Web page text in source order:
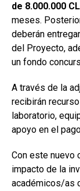
de 8.000.000
meses.
deberán
del Proyecto,
un fondo
A través de la
recibirán
laboratorio,
apoyo en el
Con este nuevo
impacto de la
académicos/as